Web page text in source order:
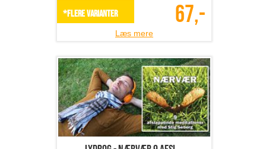
*Flere varianter 67,-
Læs mere